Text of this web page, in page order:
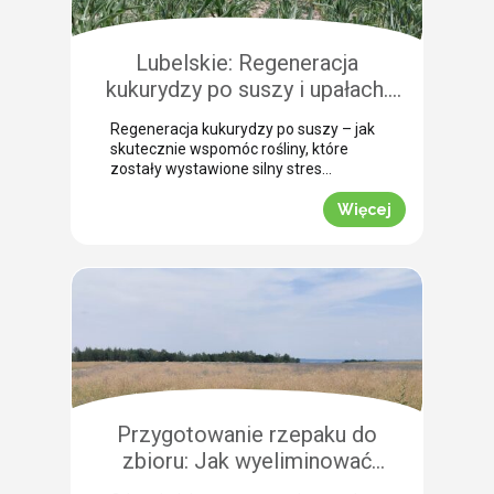
Pokazujemy, na co warto zwrócić
Lubelskie: Regeneracja
kukurydzy po suszy i upałach.
Zobacz rekomendacje z pola!
Regeneracja kukurydzy po suszy – jak
skutecznie wspomóc rośliny, które
zostały wystawione silny stres
termiczny? Jak informuje nasz ekspert
Leszek Konior, kluczem jest szybka
reakcja i wykorzystanie momentu, gdy
przeprowadzona w powiecie
Odpowiednio dobrana strategia
pozwala roślinom odbudować kondycję
fizjologiczną. Pozwijane […]
Więcej
Przygotowanie rzepaku do
zbioru: Jak wyeliminować
chwasty i obniżyć koszty żniw?